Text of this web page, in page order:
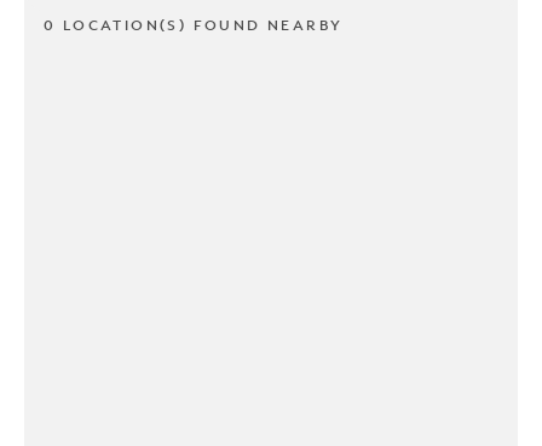
0 LOCATION(S) FOUND NEARBY